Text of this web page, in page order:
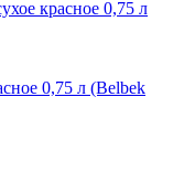
0,75 л (Belbek